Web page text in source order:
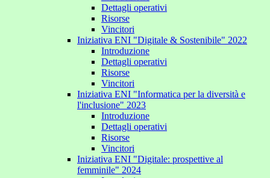
Dettagli operativi
Risorse
Vincitori
Iniziativa ENI "Digitale & Sostenibile" 2022
Introduzione
Dettagli operativi
Risorse
Vincitori
Iniziativa ENI "Informatica per la diversità e
l'inclusione" 2023
Introduzione
Dettagli operativi
Risorse
Vincitori
Iniziativa ENI "Digitale: prospettive al
femminile" 2024